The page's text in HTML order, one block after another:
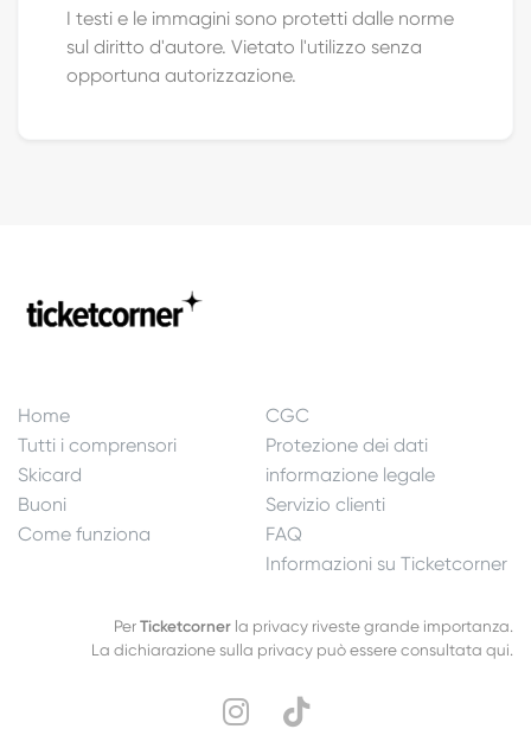
I testi e le immagini sono protetti dalle norme
sul diritto d'autore. Vietato l'utilizzo senza
opportuna autorizzazione.
Home
CGC
Tutti i comprensori
Protezione dei dati
Skicard
informazione legale
Buoni
Servizio clienti
Come funziona
FAQ
Informazioni su Ticketcorner
PerTicketcorner la privacy riveste grande importanza.
La dichiarazione sulla privacy può essere consultata qui.